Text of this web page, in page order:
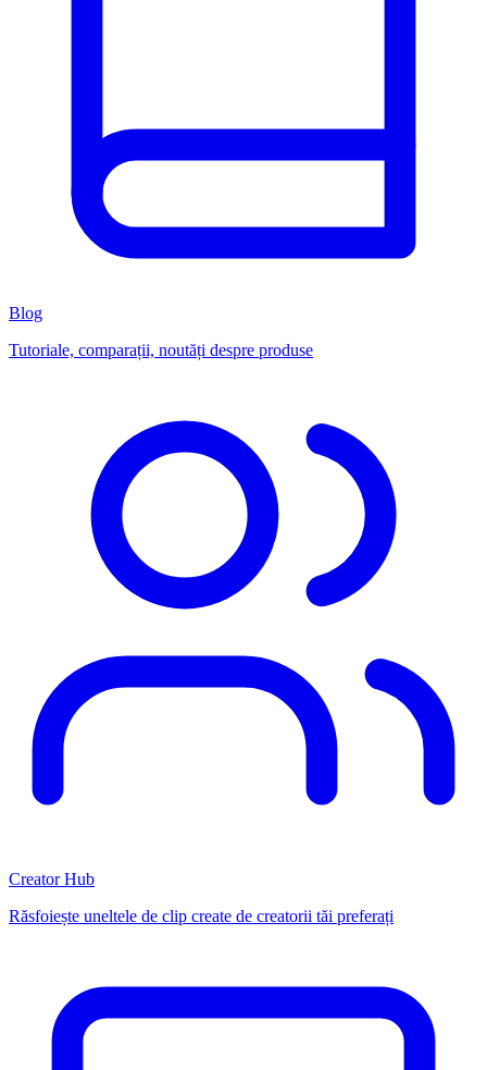
Blog
Tutoriale, comparații, noutăți despre produse
Creator Hub
Răsfoiește uneltele de clip create de creatorii tăi preferați